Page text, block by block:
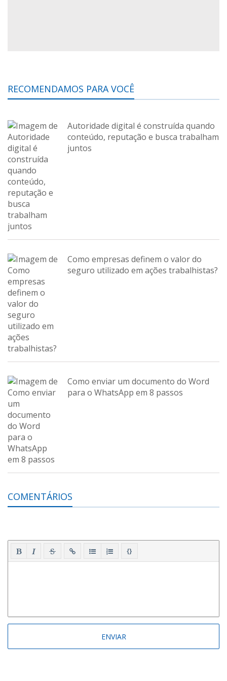
RECOMENDAMOS PARA VOCÊ
Autoridade digital é construída quando
conteúdo, reputação e busca trabalham
juntos
Como empresas definem o valor do
seguro utilizado em ações trabalhistas?
Como enviar um documento do Word
para o WhatsApp em 8 passos
COMENTÁRIOS
{}